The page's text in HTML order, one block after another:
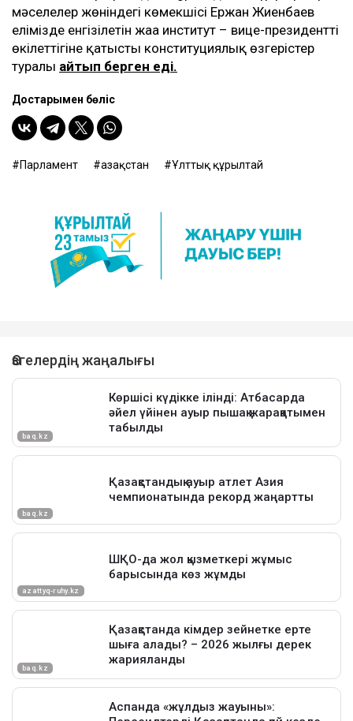
мәселелер жөніндегі көмекшісі Ержан Жиенбаев
елімізде енгізілетін жаңа институт – вице-президенттің
өкілеттігіне қатысты конституциялық өзгерістер
туралы айтып берген еді.
Достарыңмен бөліс
Парламент Қазақстан Ұлттық құрылтай